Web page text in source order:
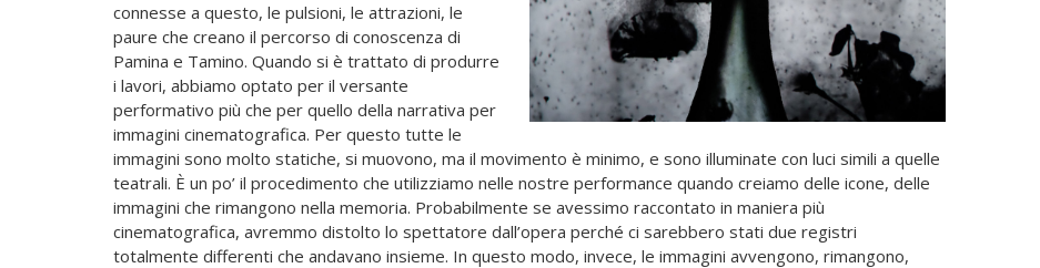
connesse a questo, le pulsioni, le attrazioni, le
paure che creano il percorso di conoscenza di
Pamina e Tamino. Quando si è trattato di produrre
i lavori, abbiamo optato per il versante
performativo più che per quello della narrativa per
immagini cinematografica. Per questo tutte le
immagini sono molto statiche, si muovono, ma il movimento è minimo, e sono illuminate con luci simili a quelle
teatrali. È un po’ il procedimento che utilizziamo nelle nostre performance quando creiamo delle icone, delle
immagini che rimangono nella memoria. Probabilmente se avessimo raccontato in maniera più
cinematografica, avremmo distolto lo spettatore dall’opera perché ci sarebbero stati due registri
totalmente differenti che andavano insieme. In questo modo, invece, le immagini avvengono, rimangono,